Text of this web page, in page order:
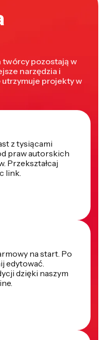
pozostają w
narzędzia i
utrzymuje projekty w
z tysiącami
praw autorskich
Przekształcaj
link.
na start. Po
edytować.
dzięki naszym